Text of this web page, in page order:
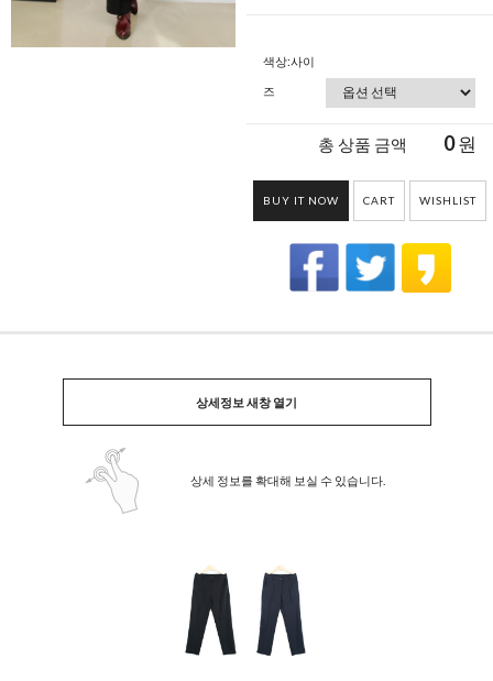
색상:사이
즈
총 상품 금액 0원
BUY IT NOW CART WISHLIST
상세정보 새창 열기
상세 정보를 확대해 보실 수 있습니다.